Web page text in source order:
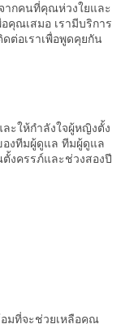
ากคนที่คุณห่วงใยและ
คุณเสมอ เรามีบริการ
ต่อเราเพื่อพูดคุยกัน
ะให้กำลังใจผู้หญิงตั้ง
องทีมผู้ดูแล ทีมผู้ดูแล
งครรภ์และช่วงสองปี
มที่จะช่วยเหลือคุณ